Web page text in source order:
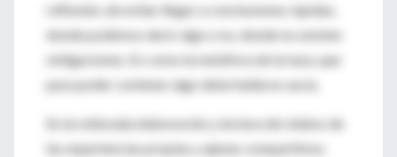
reflexión, de evitar llegar a conclusiones rápidas,
donde podemos decir algo o no, donde no existen
obligaciones. Es como la metáfora de la taza, que
para poder contener algo debe hallarse vacía.
En la reiterada elaboración y lectura de relatos de
las experiencias propias y ajenas compartimos